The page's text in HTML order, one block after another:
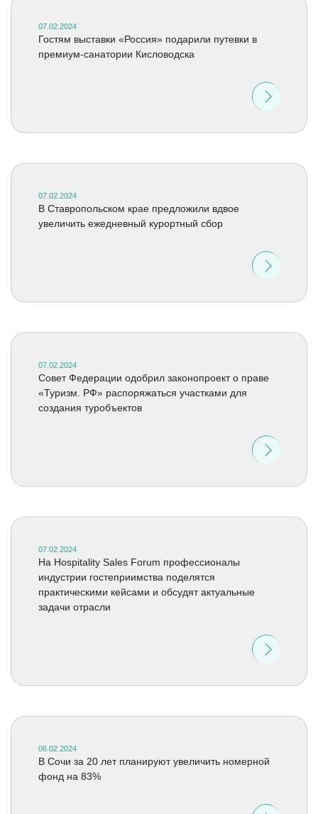
07.02.2024
Гостям выставки «Россия» подарили путевки в
премиум-санатории Кисловодска
07.02.2024
В Ставропольском крае предложили вдвое
увеличить ежедневный курортный сбор
07.02.2024
Совет Федерации одобрил законопроект о праве
«Туризм. РФ» распоряжаться участками для
создания туробъектов
07.02.2024
На Hospitality Sales Forum профессионалы
индустрии гостеприимства поделятся
практическими кейсами и обсудят актуальные
задачи отрасли
06.02.2024
В Сочи за 20 лет планируют увеличить номерной
фонд на 83%